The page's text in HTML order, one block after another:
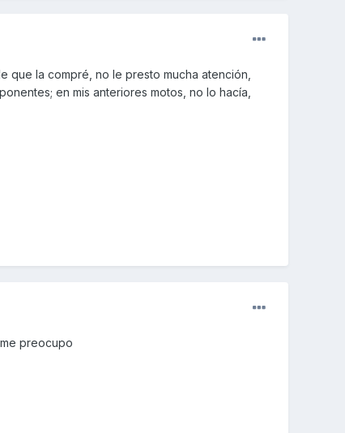
que la compré, no le presto mucha atención,
en mis anteriores motos, no lo hacía,
preocupo